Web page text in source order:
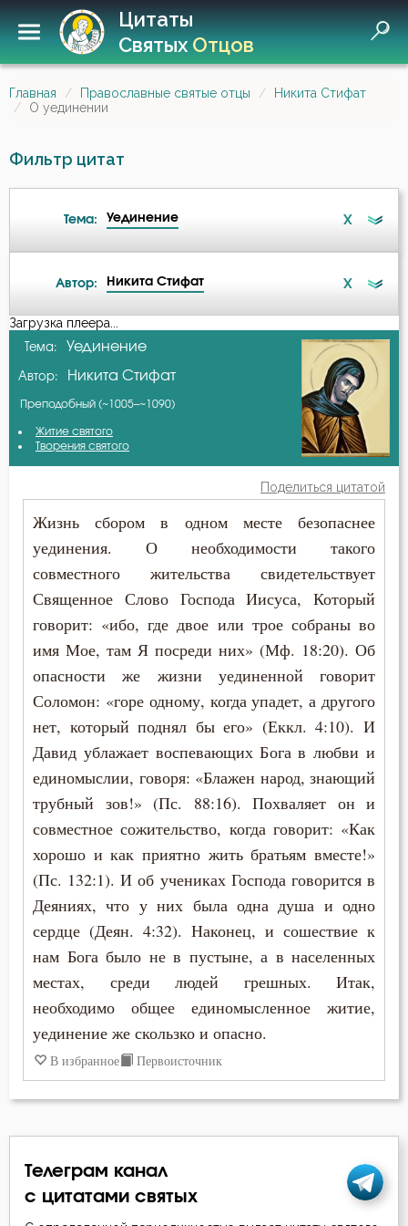
Цитаты
СвятыхОтцов
Главная Православные святые отцы
Никита Стифат
О уединении
Фильтр цитат
Тема: Уединение X
Ангел
Бесстрастие
Бесы
Блуд
Богатство
Богопознание
Борьба
Воздаяние
Воздержание
Воплощение
Гнев
Грех
Девство
Добродетель
Дух Святой
Духовная жизнь
Душа
Автор: Никита Стифат X
А-я
Амвросий Оптинский (Гренков)
Григорий Палама
Григорий Синаит
Иоанн Златоуст
Исаак Сирин Ниневийский
Никита Стифат
Никодим Святогорец
Петр Дамаскин
Феодор Студит
Феодор Эдесский
Феофан Затворник
Загрузка плеера...
Тема: Уединение
Автор: Никита Стифат
Преподобный (~1005–~1090)
Житие святого
Творения святого
Поделиться цитатой
Жизнь сбором в одном месте безопаснее
уединения. О необходимости такого
совместного жительства свидетельствует
Священное Слово Господа Иисуса, Который
говорит: «ибо, где двое или трое собраны во
имя Мое, там Я посреди них» (Мф. 18:20). Об
опасности же жизни уединенной говорит
Соломон: «горе одному, когда упадет, а другого
нет, который поднял бы его» (Еккл. 4:10). И
Давид ублажает воспевающих Бога в любви и
единомыслии, говоря: «Блажен народ, знающий
трубный зов!» (Пс. 88:16). Похваляет он и
совместное сожительство, когда говорит: «Как
хорошо и как приятно жить братьям вместе!»
(Пс. 132:1). И об учениках Господа говорится в
Деяниях, что у них была одна душа и одно
сердце (Деян. 4:32). Наконец, и сошествие к
нам Бога было не в пустыне, а в населенных
местах, среди людей грешных. Итак,
необходимо общее единомысленное житие,
уединение же скользко и опасно.
В избранное Первоисточник
Телеграм канал
с цитатами святых